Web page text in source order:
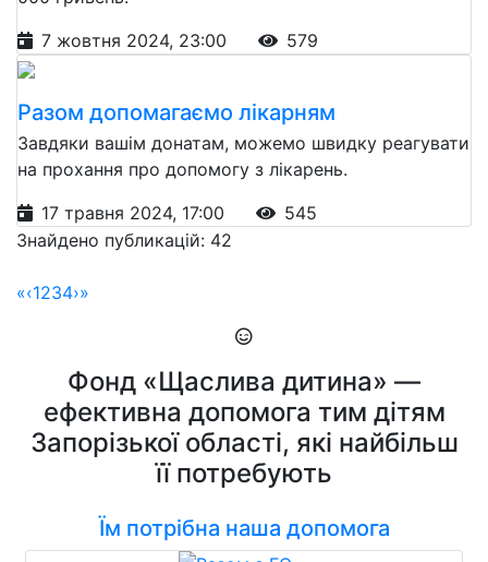
7 жовтня 2024, 23:00
579
Разом допомагаємо лікарням
Завдяки вашім донатам, можемо швидку реагувати
на прохання про допомогу з лікарень.
17 травня 2024, 17:00
545
Знайдено публикацій: 42
«‹1234›»
Фонд «Щаслива дитина» —
ефективна допомога тим дітям
Запорізької області, які найбільш
її потребують
Їм потрібна наша допомога